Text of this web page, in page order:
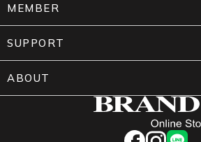
facebookinstagram
LINE
MEMBER
SUPPORT
ABOUT